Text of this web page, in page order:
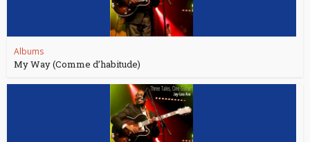
Albums
My Way (Comme d’habitude)